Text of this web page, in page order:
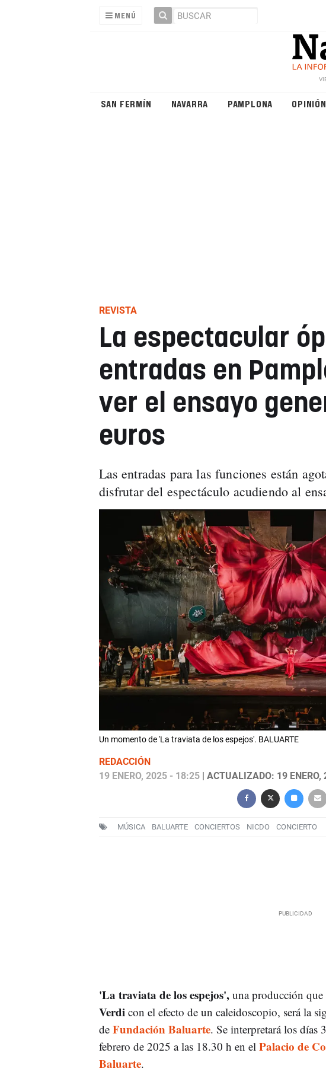
MENÚ
SAN FERMÍN NAVARRA PAMPLONA OPINIÓN
REVISTA
La espectacular
entradas en
ver el ensayo
euros
Las entradas para las funciones están
disfrutar del espectáculo acudiendo al
Un momento de 'La traviata de los espejos'. BALUARTE
REDACCIÓN
19 ENERO, 2025 - 18:25| ACTUALIZADO: 19 ENERO,
MÚSICA BALUARTE CONCIERTOS NICDO CONCIERTO
'La traviata de los espejos',una producción que
Verdi con el efecto de un caleidoscopio, será la
deFundación Baluarte. Se interpretará los días
febrero de 2025 a las 18.30 h en el Palacio de
Baluarte.